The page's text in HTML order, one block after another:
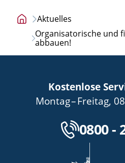
Startseite
Aktuelles
Organisatorische und
abbauen!
Kostenlose
Montagbis
–Freitag,
0800 -